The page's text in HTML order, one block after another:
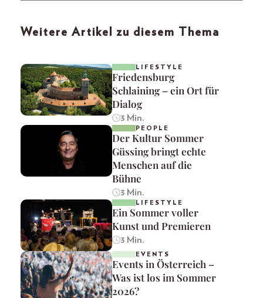
Weitere Artikel zu diesem Thema
LIFESTYLE
Friedensburg
Schlaining – ein Ort für
Dialog
3 Min.
PEOPLE
Der Kultur Sommer
Güssing bringt echte
Menschen auf die
Bühne
3 Min.
LIFESTYLE
Ein Sommer voller
Kunst und Premieren
3 Min.
EVENTS
Events in Österreich –
Was ist los im Sommer
2026?